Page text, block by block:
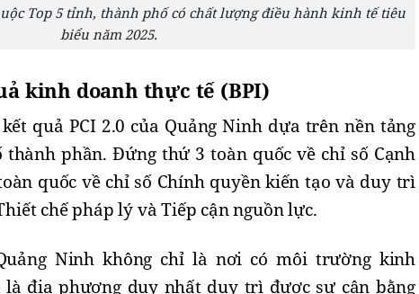
Top 5 tỉnh, thành phố có chất lượng điều hành kinh tế tiêu
biểu năm 2025.
kinh doanh thực tế (BPI)
quả PCI 2.0 của Quảng Ninh dựa trên nền tảng
thành phần. Đứng thứ 3 toàn quốc về chỉ số Cạnh
quốc về chỉ số Chính quyền kiến tạo và duy trì
chế pháp lý và Tiếp cận nguồn lực.
Ninh không chỉ là nơi có môi trường kinh
địa phương duy nhất duy trì được sự cân bằng